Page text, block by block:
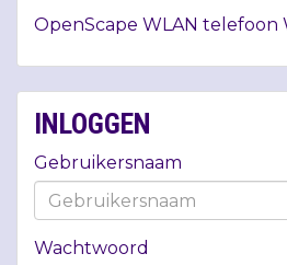
OpenScape WLAN telefoon
INLOGGEN
Gebruikersnaam
Wachtwoord